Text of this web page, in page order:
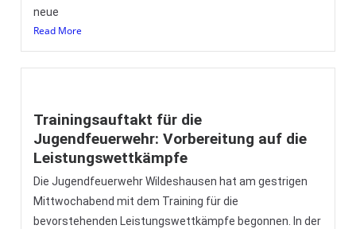
neue
Read More
Trainingsauftakt für die
Jugendfeuerwehr: Vorbereitung auf die
Leistungswettkämpfe
Die Jugendfeuerwehr Wildeshausen hat am gestrigen
Mittwochabend mit dem Training für die
bevorstehenden Leistungswettkämpfe begonnen. In der